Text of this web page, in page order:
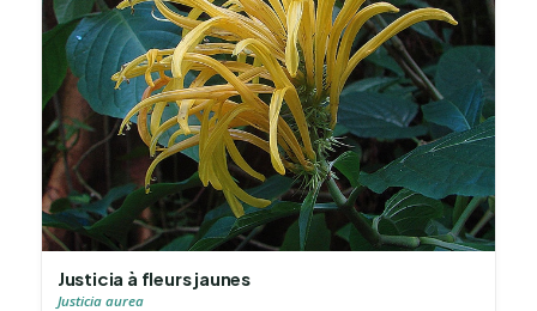
Justicia à fleurs jaunes
Justicia aurea